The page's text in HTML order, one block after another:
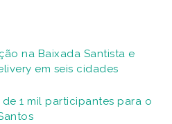
na Baixada Santista e
em seis cidades
de 1 mil participantes para o